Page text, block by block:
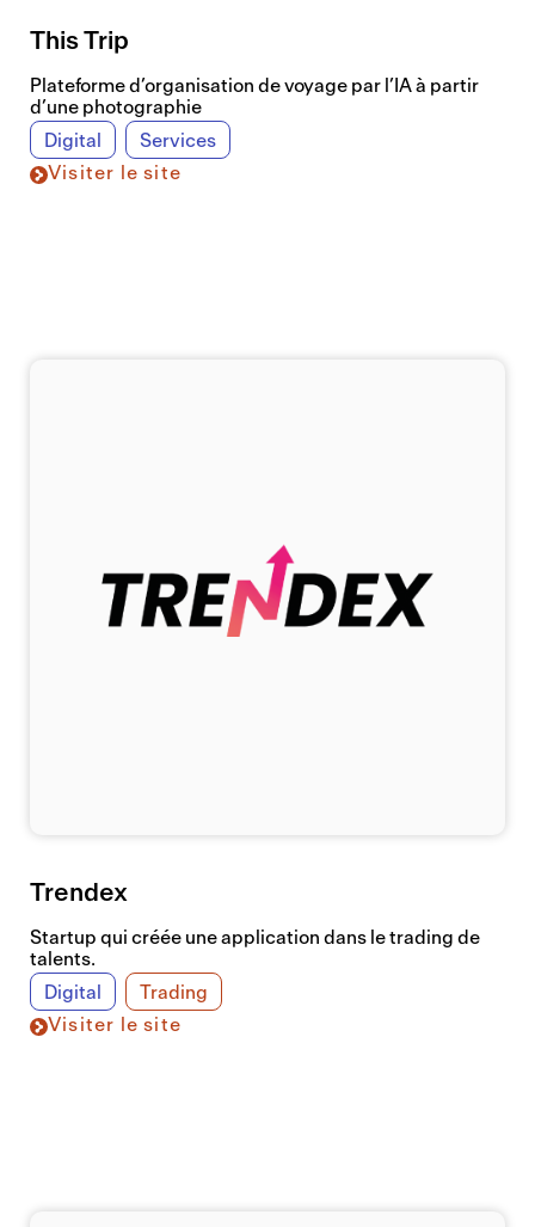
This Trip
Plateforme d’organisation de voyage par l’IA à partir
d’une photographie
Digital
Services
Visiter le site
Trendex
Startup qui créée une application dans le trading de
talents.
Digital
Trading
Visiter le site